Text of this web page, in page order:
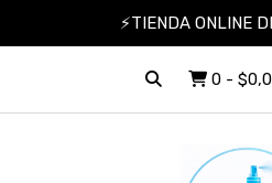
⚡TIENDA ONLINE
0 -